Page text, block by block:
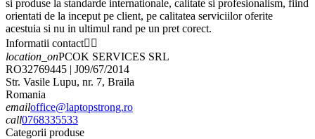
si produse la standarde internationale, calitate si profesionalism, fiind
orientati de la inceput pe client, pe calitatea serviciilor oferite
acestuia si nu in ultimul rand pe un pret corect.
Informatii contact 
location_onPCOK SERVICES SRL
RO32769445 | J09/67/2014
Str. Vasile Lupu, nr. 7, Braila
Romania
emailoffice@laptopstrong.ro
call0768335533
Categorii produse